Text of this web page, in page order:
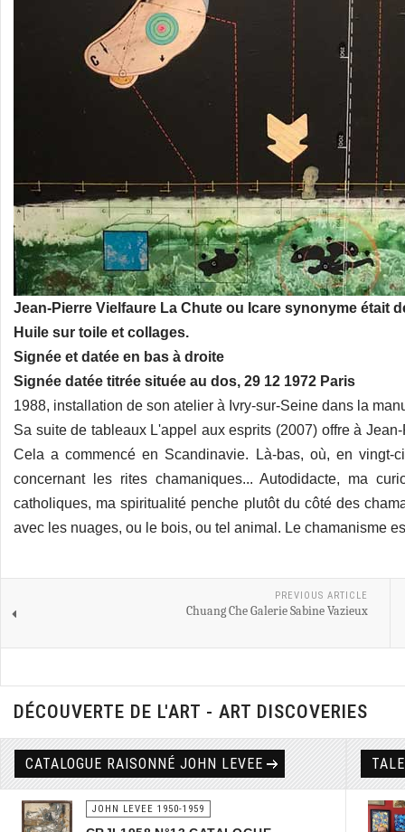
Jean-Pierre Vielfaure La Chute ou Icare synonyme
Huile sur toile et collages.
Signée et datée en bas à droite
Signée datée titrée située au dos, 29 12 1972 Paris
1988, installation de son atelier à Ivry-sur-Seine dans la
Sa suite de tableaux L'appel aux esprits (2007) offre à
Cela a commencé en Scandinavie. Là-bas, où, en
concernant les rites chamaniques... Autodidacte, ma
catholiques, ma spiritualité penche plutôt du côté des
avec les nuages, ou le bois, ou tel animal. Le chamanisme
PREVIOUS ARTICLE
Chuang Che Galerie Sabine Vazieux
DÉCOUVERTE DE L'ART - ART DISCOVERIES
CATALOGUE RAISONNÉ JOHN LEVEE
JOHN LEVEE 1950-1959